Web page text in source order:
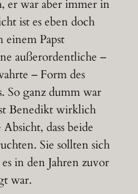
er war aber immer in
ist es eben doch
Papst
außerordentliche –
– Form des
So ganz dumm war
Benedikt wirklich
dass beide
Sie sollten sich
in den Jahren zuvor
war.